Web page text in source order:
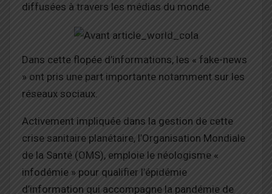
diffusées à travers les médias du monde.
Dans cette flopée d’informations, les « fake-news
» ont pris une part importante notamment sur les
réseaux sociaux.
Activement impliquée dans la gestion de cette
crise sanitaire planétaire, l’Organisation Mondiale
de la Santé (OMS), emploie le néologisme «
infodémie » pour qualifier l’épidémie
d’information qui accompagne la pandémie de